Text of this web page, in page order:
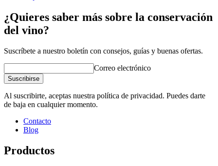
¿Quieres saber más sobre la conservación
del vino?
Suscríbete a nuestro boletín con consejos, guías y buenas ofertas.
Correo electrónico
Suscribirse
Al suscribirte, aceptas nuestra política de privacidad. Puedes darte
de baja en cualquier momento.
Contacto
Blog
Productos